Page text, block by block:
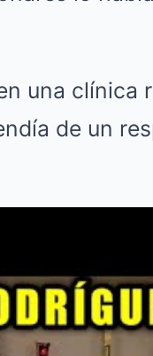
una clínica
de un